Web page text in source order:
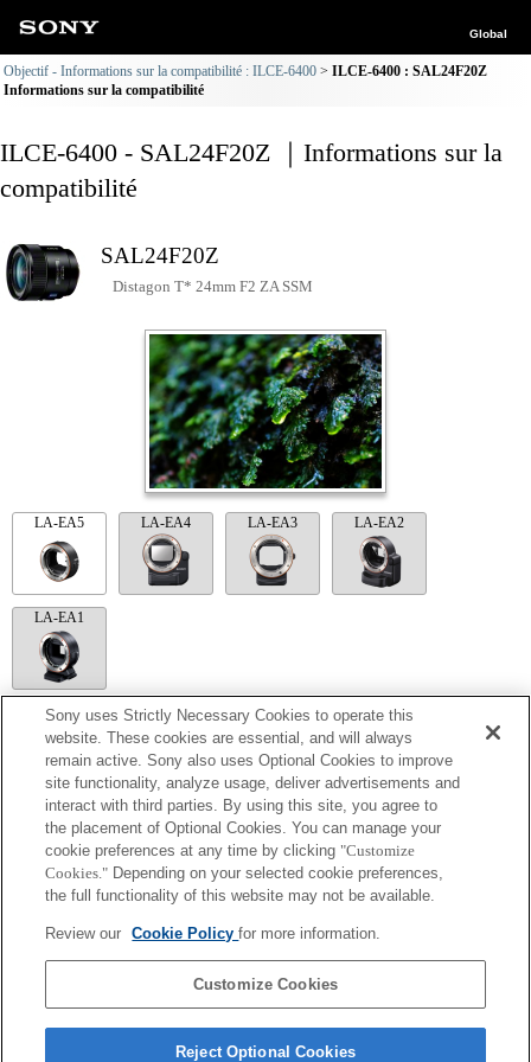
Global
Objectif - Informations sur la compatibilité : ILCE-6400
ILCE-6400 : SAL24F20Z
Informations sur la compatibilité
ILCE-6400 - SAL24F20Z ｜Informations sur la
compatibilité
SAL24F20Z
Distagon T* 24mm F2 ZA SSM
LA-EA5 LA-EA4 LA-EA3 LA-EA2
LA-EA1
LA-EA5
Disponible avec une bague d'adaptation d'objectif.
Le mode SteadyShot n'est pas pris en charge.
Le son de fonctionnement du diaphragme est enregistré à l'aide du microphone
interne.
Outside the A (Aperture priority), S (Shutter priority), and M (Manual) modes, the
shutter speed and the aperture can not be adjusted during the movie recording.
La fonction [Comp. objectif ] (Compensation de l'objectif) n'est pas opérationnelle.
Si vous fixez l'objectif à monture A à l'aide de l'adaptateur, la fonction d'aide à la mise
de mise au point. Vous pouvez agrandir l'image en sélectionnant la fonction [Loupe
mise pt] ou [Aide MF] sur n'importe quelle touche de "Réglag. touche perso".
L'obturateur tactile ne fonctionne pas.
Sony uses Strictly Necessary Cookies to operate this
website. These cookies are essential, and will always
remain active. Sony also uses Optional Cookies to improve
site functionality, analyze usage, deliver advertisements and
interact with third parties. By using this site, you agree to
the placement of Optional Cookies. You can manage your
cookie preferences at any time by clicking "Customize
Cookies." Depending on your selected cookie preferences,
the full functionality of this website may not be available.
Review our Cookie Policyfor more information.
Customize Cookies
Reject Optional Cookies